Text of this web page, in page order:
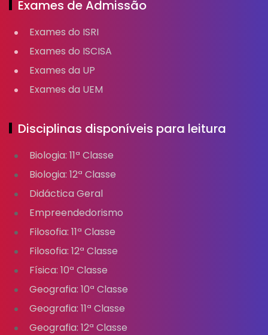
Exames de Admissão
Exames do ISRI
Exames do ISCISA
Exames da UP
Exames da UEM
Disciplinas disponíveis para leitura
Biologia: 11ª Classe
Biologia: 12ª Classe
Didáctica Geral
Empreendedorismo
Filosofia: 11ª Classe
Filosofia: 12ª Classe
Física: 10ª Classe
Geografia: 10ª Classe
Geografia: 11ª Classe
Geografia: 12ª Classe